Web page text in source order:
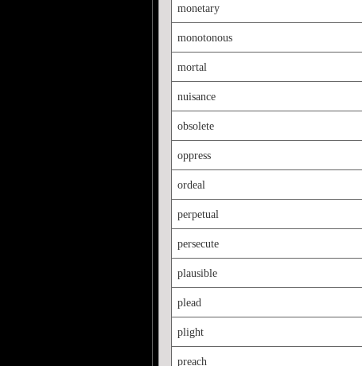
monetary
monotonous
mortal
nuisance
obsolete
oppress
ordeal
perpetual
persecute
plausible
plead
plight
preach